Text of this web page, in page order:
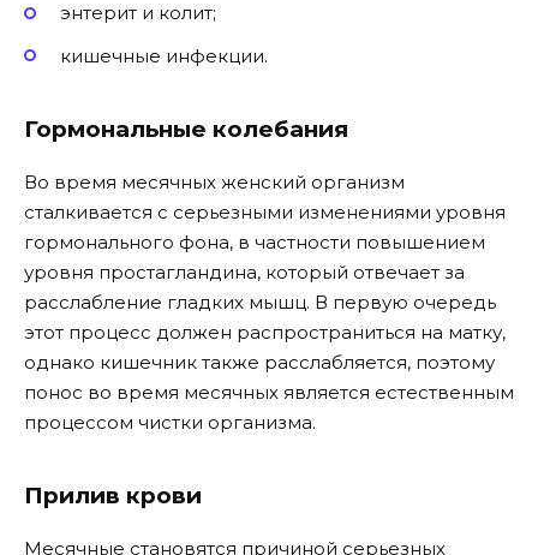
энтерит и колит;
кишечные инфекции.
Гормональные колебания
Во время месячных женский организм
сталкивается с серьезными изменениями уровня
гормонального фона, в частности повышением
уровня простагландина, который отвечает за
расслабление гладких мышц. В первую очередь
этот процесс должен распространиться на матку,
однако кишечник также расслабляется, поэтому
понос во время месячных является естественным
процессом чистки организма.
Прилив крови
Месячные становятся причиной серьезных